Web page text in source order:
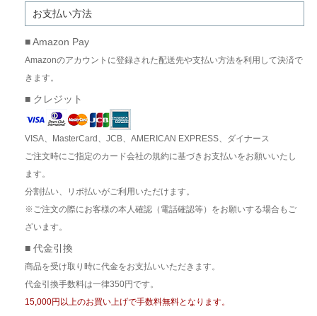
お支払い方法
■ Amazon Pay
Amazonのアカウントに登録された配送先や支払い方法を利用して決済で
きます。
■ クレジット
VISA、MasterCard、JCB、AMERICAN EXPRESS、ダイナース
ご注文時にご指定のカード会社の規約に基づきお支払いをお願いいたし
ます。
分割払い、リボ払いがご利用いただけます。
※ご注文の際にお客様の本人確認（電話確認等）をお願いする場合もご
ざいます。
■ 代金引換
商品を受け取り時に代金をお支払いいただきます。
代金引換手数料は一律350円です。
15,000円以上のお買い上げで手数料無料となります。